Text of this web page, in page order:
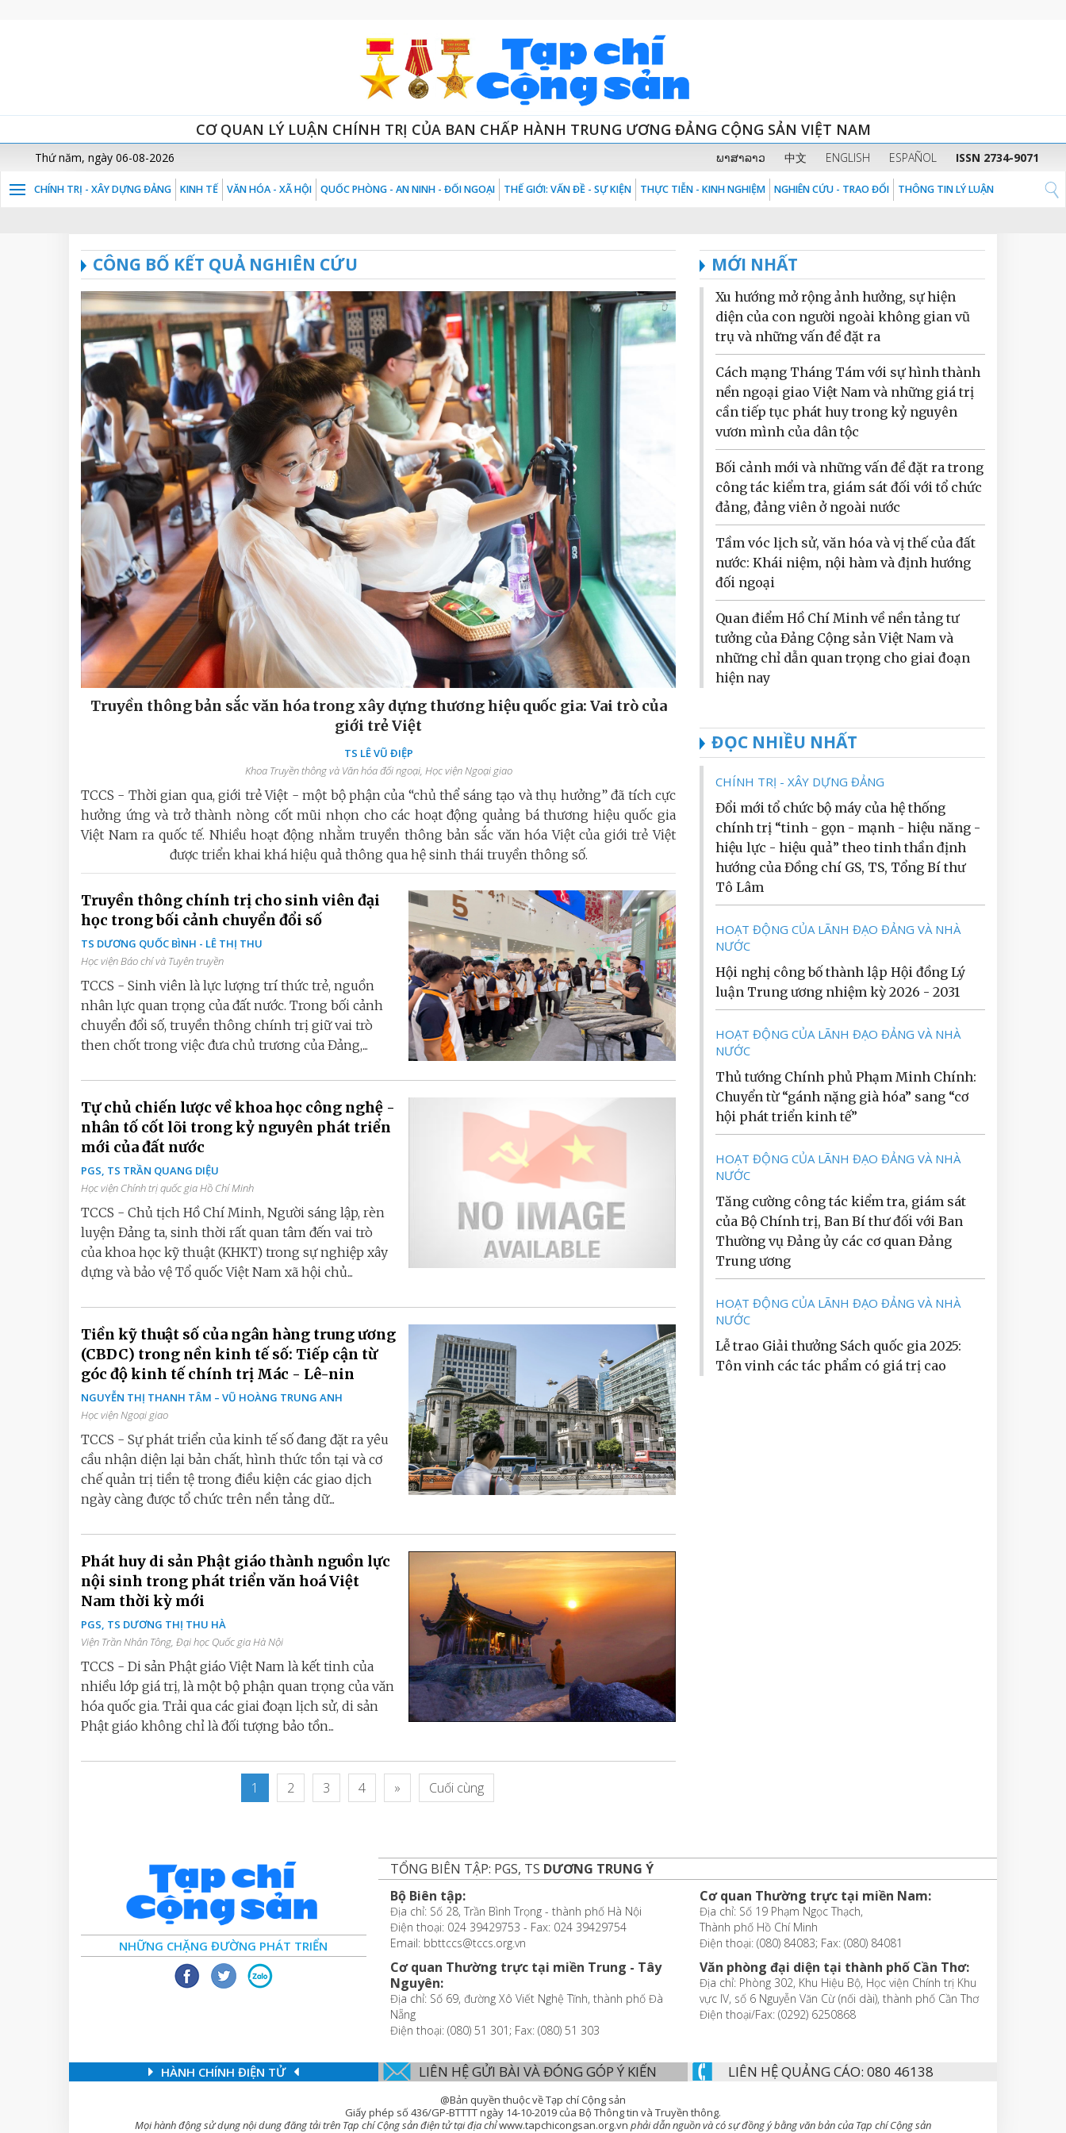
CƠ QUAN LÝ LUẬN CHÍNH TRỊ CỦA BAN CHẤP HÀNH TRUNG ƯƠNG ĐẢNG CỘNG SẢN VIỆT NAM
Thứ năm, ngày 06-08-2026 ພາສາລາວ 中文 ENGLISH ESPAÑOL ISSN 2734-9071
CHÍNH TRỊ - XÂY DỰNG ĐẢNG KINH TẾ VĂN HÓA - XÃ HỘI QUỐC PHÒNG - AN NINH - ĐỐI NGOẠI THẾ GIỚI: VẤN ĐỀ - SỰ KIỆN THỰC TIỄN - KINH NGHIỆM NGHIÊN CỨU - TRAO ĐỔI THÔNG TIN LÝ LUẬN
CÔNG BỐ KẾT QUẢ NGHIÊN CỨU
Truyền thông bản sắc văn hóa trong xây dựng thương hiệu quốc gia: Vai trò của
giới trẻ Việt
TS LÊ VŨ ĐIỆP
Khoa Truyền thông và Văn hóa đối ngoại, Học viện Ngoại giao
TCCS - Thời gian qua, giới trẻ Việt - một bộ phận của “chủ thể sáng tạo và thụ hưởng” đã tích cực
hưởng ứng và trở thành nòng cốt mũi nhọn cho các hoạt động quảng bá thương hiệu quốc gia
Việt Nam ra quốc tế. Nhiều hoạt động nhằm truyền thông bản sắc văn hóa Việt của giới trẻ Việt
được triển khai khá hiệu quả thông qua hệ sinh thái truyền thông số.
Truyền thông chính trị cho sinh viên đại
học trong bối cảnh chuyển đổi số
TS DƯƠNG QUỐC BÌNH - LÊ THỊ THU
Học viện Báo chí và Tuyên truyền
TCCS - Sinh viên là lực lượng trí thức trẻ, nguồn
nhân lực quan trọng của đất nước. Trong bối cảnh
chuyển đổi số, truyền thông chính trị giữ vai trò
then chốt trong việc đưa chủ trương của Đảng,...
Tự chủ chiến lược về khoa học công nghệ -
nhân tố cốt lõi trong kỷ nguyên phát triển
mới của đất nước
PGS, TS TRẦN QUANG DIỆU
Học viện Chính trị quốc gia Hồ Chí Minh
TCCS - Chủ tịch Hồ Chí Minh, Người sáng lập, rèn
luyện Đảng ta, sinh thời rất quan tâm đến vai trò
của khoa học kỹ thuật (KHKT) trong sự nghiệp xây
dựng và bảo vệ Tổ quốc Việt Nam xã hội chủ...
Tiền kỹ thuật số của ngân hàng trung ương
(CBDC) trong nền kinh tế số: Tiếp cận từ
góc độ kinh tế chính trị Mác - Lê-nin
NGUYỄN THỊ THANH TÂM – VŨ HOÀNG TRUNG ANH
Học viện Ngoại giao
TCCS - Sự phát triển của kinh tế số đang đặt ra yêu
cầu nhận diện lại bản chất, hình thức tồn tại và cơ
chế quản trị tiền tệ trong điều kiện các giao dịch
ngày càng được tổ chức trên nền tảng dữ...
Phát huy di sản Phật giáo thành nguồn lực
nội sinh trong phát triển văn hoá Việt
Nam thời kỳ mới
PGS, TS DƯƠNG THỊ THU HÀ
Viện Trần Nhân Tông, Đại học Quốc gia Hà Nội
TCCS - Di sản Phật giáo Việt Nam là kết tinh của
nhiều lớp giá trị, là một bộ phận quan trọng của văn
hóa quốc gia. Trải qua các giai đoạn lịch sử, di sản
Phật giáo không chỉ là đối tượng bảo tồn...
1 2 3 4 » Cuối cùng
MỚI NHẤT
Xu hướng mở rộng ảnh hưởng, sự hiện
diện của con người ngoài không gian vũ
trụ và những vấn đề đặt ra
Cách mạng Tháng Tám với sự hình thành
nền ngoại giao Việt Nam và những giá trị
cần tiếp tục phát huy trong kỷ nguyên
vươn mình của dân tộc
Bối cảnh mới và những vấn đề đặt ra trong
công tác kiểm tra, giám sát đối với tổ chức
đảng, đảng viên ở ngoài nước
Tầm vóc lịch sử, văn hóa và vị thế của đất
nước: Khái niệm, nội hàm và định hướng
đối ngoại
Quan điểm Hồ Chí Minh về nền tảng tư
tưởng của Đảng Cộng sản Việt Nam và
những chỉ dẫn quan trọng cho giai đoạn
hiện nay
ĐỌC NHIỀU NHẤT
CHÍNH TRỊ - XÂY DỰNG ĐẢNG
Đổi mới tổ chức bộ máy của hệ thống
chính trị “tinh - gọn - mạnh - hiệu năng -
hiệu lực - hiệu quả” theo tinh thần định
hướng của Đồng chí GS, TS, Tổng Bí thư
Tô Lâm
HOẠT ĐỘNG CỦA LÃNH ĐẠO ĐẢNG VÀ NHÀ
NƯỚC
Hội nghị công bố thành lập Hội đồng Lý
luận Trung ương nhiệm kỳ 2026 - 2031
HOẠT ĐỘNG CỦA LÃNH ĐẠO ĐẢNG VÀ NHÀ
NƯỚC
Thủ tướng Chính phủ Phạm Minh Chính:
Chuyển từ “gánh nặng già hóa” sang “cơ
hội phát triển kinh tế”
HOẠT ĐỘNG CỦA LÃNH ĐẠO ĐẢNG VÀ NHÀ
NƯỚC
Tăng cường công tác kiểm tra, giám sát
của Bộ Chính trị, Ban Bí thư đối với Ban
Thường vụ Đảng ủy các cơ quan Đảng
Trung ương
HOẠT ĐỘNG CỦA LÃNH ĐẠO ĐẢNG VÀ NHÀ
NƯỚC
Lễ trao Giải thưởng Sách quốc gia 2025:
Tôn vinh các tác phẩm có giá trị cao
NHỮNG CHẶNG ĐƯỜNG PHÁT TRIỂN
TỔNG BIÊN TẬP: PGS, TS DƯƠNG TRUNG Ý
Bộ Biên tập:
Địa chỉ: Số 28, Trần Bình Trọng - thành phố Hà Nội
Điện thoại: 024 39429753 - Fax: 024 39429754
Email: bbttccs@tccs.org.vn
Cơ quan Thường trực tại miền Trung - Tây
Nguyên:
Địa chỉ: Số 69, đường Xô Viết Nghệ Tĩnh, thành phố Đà
Nẵng
Điện thoại: (080) 51 301; Fax: (080) 51 303
Cơ quan Thường trực tại miền Nam:
Địa chỉ: Số 19 Phạm Ngọc Thạch,
Thành phố Hồ Chí Minh
Điện thoại: (080) 84083; Fax: (080) 84081
Văn phòng đại diện tại thành phố Cần Thơ:
Địa chỉ: Phòng 302, Khu Hiệu Bộ, Học viện Chính trị Khu
vực IV, số 6 Nguyễn Văn Cừ (nối dài), thành phố Cần Thơ
Điện thoại/Fax: (0292) 6250868
HÀNH CHÍNH ĐIỆN TỬ LIÊN HỆ GỬI BÀI VÀ ĐÓNG GÓP Ý KIẾN LIÊN HỆ QUẢNG CÁO: 080 46138
@Bản quyền thuộc về Tạp chí Cộng sản
Giấy phép số 436/GP-BTTTT ngày 14-10-2019 của Bộ Thông tin và Truyền thông.
Mọi hành động sử dụng nội dung đăng tải trên Tạp chí Cộng sản điện tử tại địa chỉwww.tapchicongsan.org.vn phải dẫn nguồn và có sự đồng ý bằng văn bản của Tạp chí Cộng sản